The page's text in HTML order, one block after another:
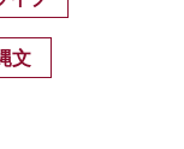
文